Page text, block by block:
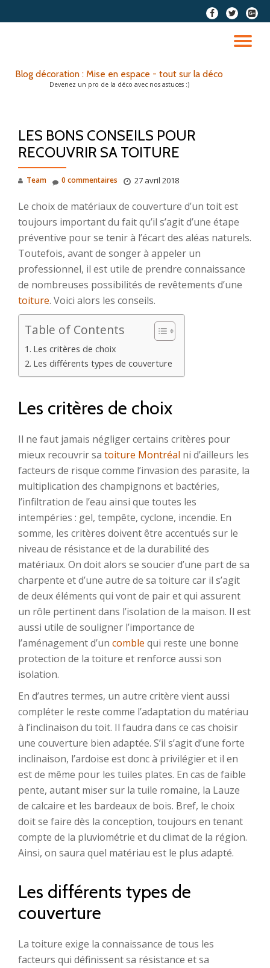
fa-
facebook
fa-
twitter
fa-
plus-
Blog décoration : Mise en espace - tout sur la déco
Devenez un pro de la déco avec nos astuces :)
LES BONS CONSEILS POUR
RECOUVRIR SA TOITURE
Team 27 avril 2018
0 commentaires
Le choix de matériaux de couverture d’un toit est
toujours important du fait qu’il s’agit d’une étape
préventive pour se tenir à l’écart des aléas naturels.
Toutefois, avant de songer à appeler un
professionnel, il est utile de prendre connaissance
de nombreuses possibilités de revêtements d’une
toiture. Voici alors les conseils.
Table of Contents
Les critères de choix
Les différents types de couverture
Les critères de choix
Il ne faut jamais négliger certains critères pour
mieux recouvrir sa toiture Montréal ni d’ailleurs les
facteurs de risque comme l’invasion des parasite, la
multiplication des champignons et bactéries,
l’infiltration de l’eau ainsi que toutes les
intempéries : gel, tempête, cyclone, incendie. En
somme, les critères doivent être accentués sur le
niveau de résistance et de la durabilité des
matériaux. On doit alors se soucier d’une part de sa
charpente et d’une autre de sa toiture car il s’agit
de deux éléments qui vont de pair et qui assurent
un rôle pertinent dans l’isolation de la maison. Il est
aussi utile de souligner l’importance de
l’aménagement d’un comble qui reste une bonne
protection de la toiture et renforce aussi son
isolation.
En d’autres termes, un autre critère vient aussi
compléter le reste comme l’adaptation du matériau
à l’inclinaison du toit. Il faudra dans ce cas choisir
une couverture bien adaptée. S’il s’agit d’une forte
inclinaison, l’ardoise est donc à privilégier et il en
est de même pour les tuiles plates. En cas de faible
pente, autant miser sur la tuile romaine, la Lauze
de calcaire et les bardeaux de bois. Bref, le choix
doit se faire dès la conception, toujours en tenant
compte de la pluviométrie et du climat de la région.
Ainsi, on saura quel matériau est le plus adapté.
Les différents types de
couverture
La toiture exige la connaissance de tous les
facteurs qui définissent sa résistance et sa